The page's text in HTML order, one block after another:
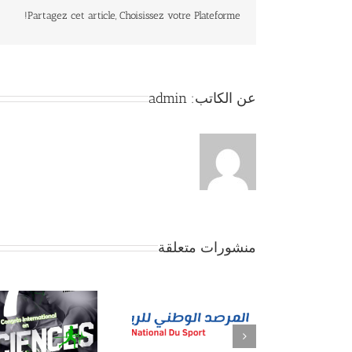
Partagez cet article, Choisissez votre Plateforme!
عن الكاتب: admin
منشورات متعلقة
حلقات تكوينية خلال
المؤتمر الدولي لعلوم
المؤتمر الدولي